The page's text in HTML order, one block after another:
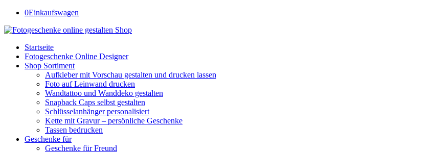
0Einkaufswagen
Startseite
Fotogeschenke Online Designer
Shop Sortiment
Aufkleber mit Vorschau gestalten und drucken lassen
Foto auf Leinwand drucken
Wandtattoo und Wanddeko gestalten
Snapback Caps selbst gestalten
Schlüsselanhänger personalisiert
Kette mit Gravur – persönliche Geschenke
Tassen bedrucken
Geschenke für
Geschenke für Freund